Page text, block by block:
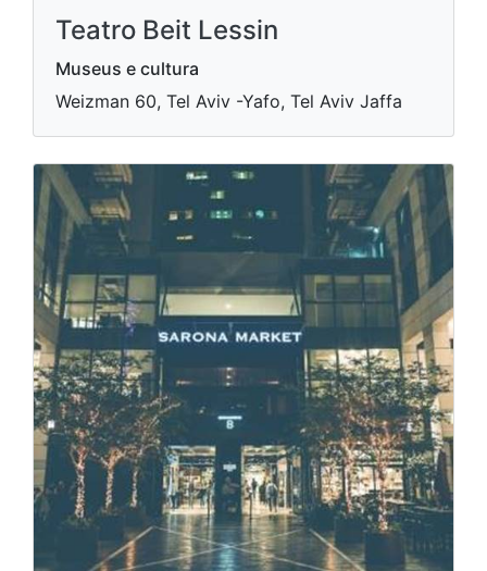
Teatro Beit Lessin
Museus e cultura
Weizman 60, Tel Aviv -Yafo, Tel Aviv Jaffa